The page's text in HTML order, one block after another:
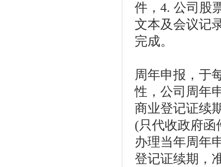
件 ，4. 公司股
文本及会议记
完成。
周年申报，于
性，公司周年
商业登记证续
(只代收政府函
办理当年周年
登记证续期 ，